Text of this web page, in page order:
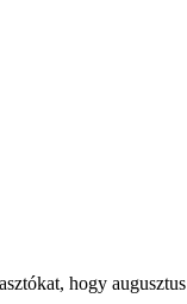
hogy